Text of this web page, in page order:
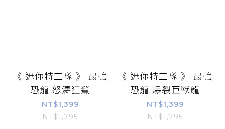
《 迷你特工隊 》 最強
恐龍 怒濤狂鯊
NT$1,399
NT$1,795
《 迷你特工隊 》 最強
恐龍 爆裂巨獸龍
NT$1,399
NT$1,795